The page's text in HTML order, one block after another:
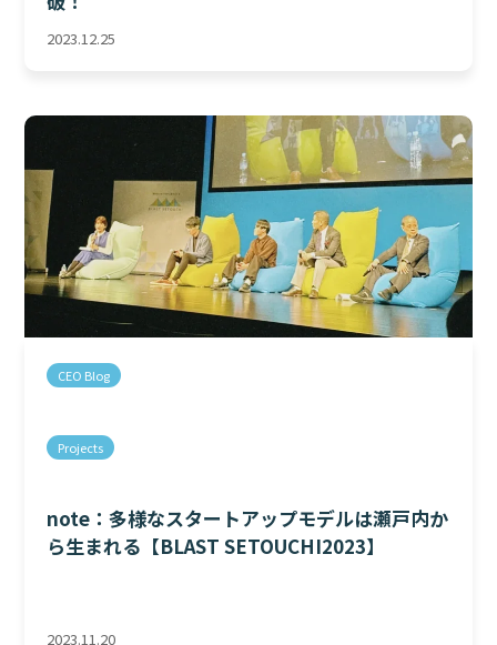
2023.12.25
CEO Blog
Projects
note：多様なスタートアップモデルは瀬戸内か
ら生まれる【BLAST SETOUCHI2023】
2023.11.20